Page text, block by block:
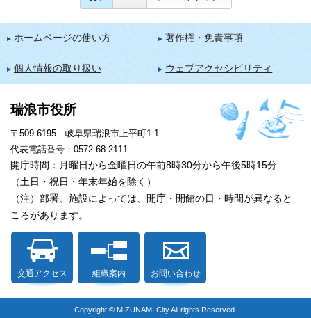
ホームページの使い方 著作権・免責事項
個人情報の取り扱い ウェブアクセシビリティ
瑞浪市役所
〒509-6195 岐阜県瑞浪市上平町1-1
代表電話番号：0572-68-2111
開庁時間：月曜日から金曜日の午前8時30分から午後5時15分
（土日・祝日・年末年始を除く）
（注）部署、施設によっては、開庁・開館の日・時間が異なると
ころがあります。
交通アクセス 組織案内 お問い合わせ
Copyright © MIZUNAMI City All rights Reserved.